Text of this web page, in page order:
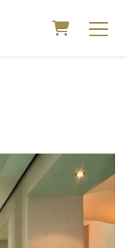
Warenkorb